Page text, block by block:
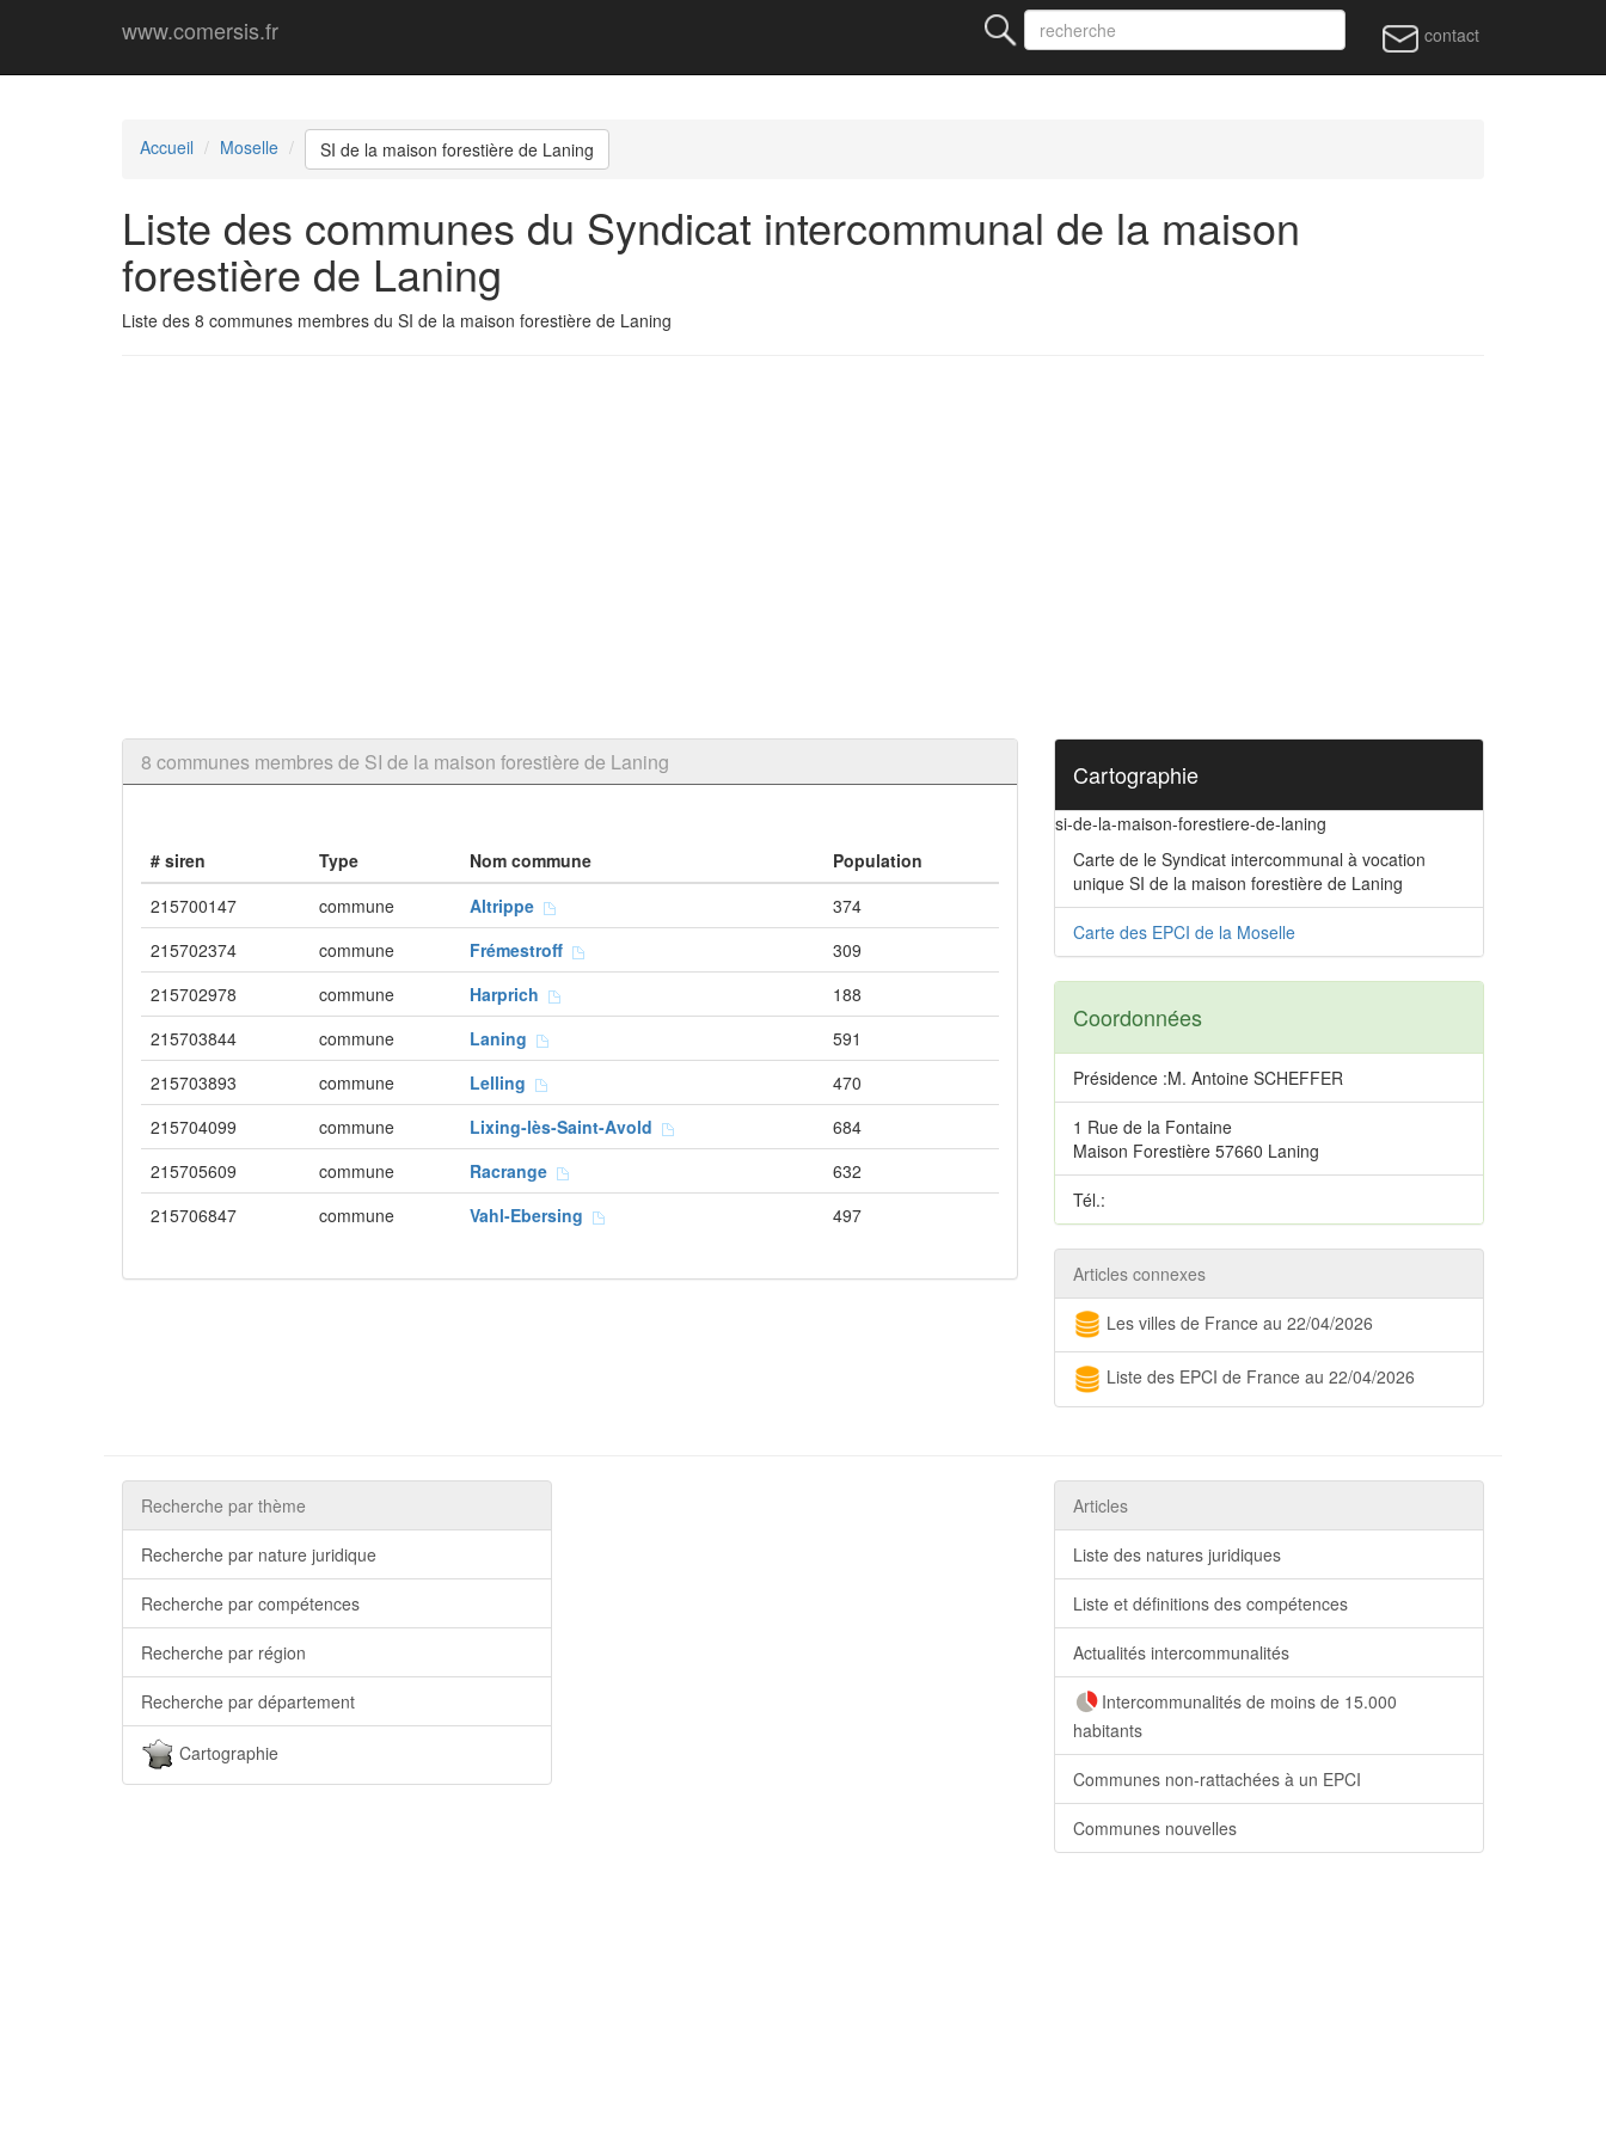
www.comersis.fr contact
Accueil Moselle SI de la maison forestière de Laning
Liste des communes du Syndicat intercommunal de la maison
forestière de Laning
Liste des 8 communes membres du SI de la maison forestière de Laning
8 communes membres de SI de la maison forestière de Laning
# siren Type Nom commune
Population
215700147
commune Altrippe
374
215702374
commune Frémestroff
309
215702978
commune Harprich
188
215703844
commune Laning
591
215703893
commune Lelling
470
215704099
commune Lixing-lès-Saint-Avold
684
215705609
commune Racrange
632
215706847
commune Vahl-Ebersing 497
Cartographie
si-de-la-maison-forestiere-de-laning
Carte de le Syndicat intercommunal à vocation
unique SI de la maison forestière de Laning
Carte des EPCI de la Moselle
Coordonnées
Présidence :M. Antoine SCHEFFER
1 Rue de la Fontaine
Maison Forestière 57660 Laning
Tél.:
Articles connexes
Les villes de France au 22/04/2026
Liste des EPCI de France au 22/04/2026
Recherche par thème
Recherche par nature juridique
Recherche par compétences
Recherche par région
Recherche par département
Cartographie
Articles
Liste des natures juridiques
Liste et définitions des compétences
Actualités intercommunalités
Intercommunalités de moins de 15.000
habitants
Communes non-rattachées à un EPCI
Communes nouvelles